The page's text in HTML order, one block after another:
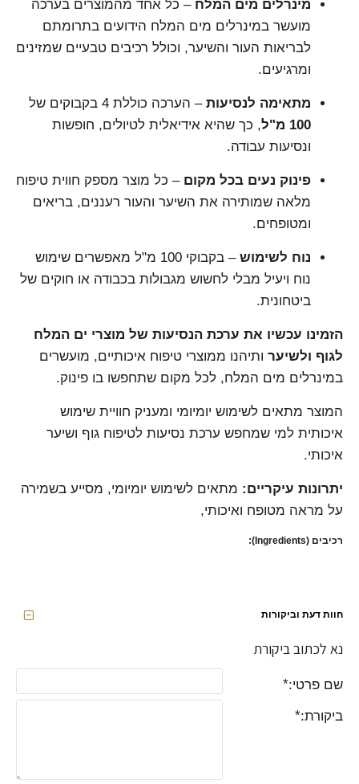
מינרלים מים המלח – כל אחד מהמוצרים בערכה
מועשר במינרלים מים המלח הידועים בתרומתם
לבריאות העור והשיער, וכולל רכיבים טבעיים שמזינים
ומרגיעים.
מתאימה לנסיעות – הערכה כוללת 4 בקבוקים של
100 מ"ל
, כך שהיא אידיאלית לטיולים, חופשות
ונסיעות עבודה.
פינוק נעים בכל מקום – כל מוצר מספק חווית טיפוח
מלאה שמותירה את השיער והעור רעננים, בריאים
ומטופחים.
נוח לשימוש
– בקבוקי 100 מ"ל מאפשרים שימוש
נוח ויעיל מבלי לחשוש מגבולות בכבודה או חוקים של
ביטחונית.
הזמינו עכשיו את ערכת הנסיעות של מוצרי ים המלח
לגוף ולשיער ותיהנו ממוצרי טיפוח איכותיים, מועשרים
במינרלים מים המלח, לכל מקום שתחפשו בו פינוק.
המוצר מתאים לשימוש יומיומי ומעניק חוויית שימוש
איכותית למי שמחפש ערכת נסיעות לטיפוח גוף ושיער
איכותי.
יתרונות עיקריים: מתאים לשימוש יומיומי, מסייע בשמירה
על מראה מטופח ואיכותי,
רכיבים (Ingredients):
חוות דעת וביקורות
נא לכתוב ביקורת
שם פרטי:
ביקורת: